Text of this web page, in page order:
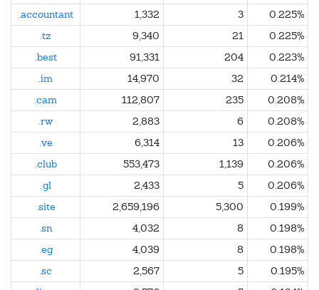
.accountant
1,332 3
0.225%
.tz
9,340 21
0.225%
.best
91,331 204
0.223%
.im
14,970 32
0.214%
.cam
112,807 235
0.208%
.rw
2,883 6
0.208%
.ve
6,314 13
0.206%
.club
553,473 1,139
0.206%
.gl
2,433 5
0.206%
.site
2,659,196 5,300
0.199%
.sn
4,032 8
0.198%
.eg
4,039 8
0.198%
.sc
2,567 5
0.195%